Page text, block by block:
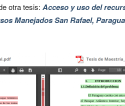
otra tesis: Acceso y uso del
Manejados San Rafael,